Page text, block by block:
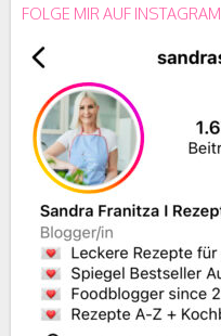
FOLGE MIR AUF INSTAGRAM